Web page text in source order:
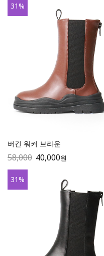
31%
버킨 워커 브라운
58,000 40,000원
31%